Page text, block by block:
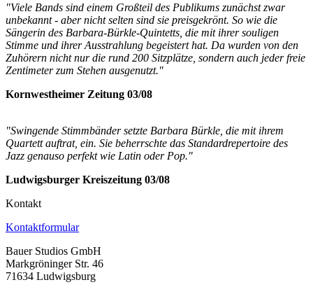
"Viele Bands sind einem Großteil des Publikums zunächst zwar
unbekannt - aber nicht selten sind sie preisgekrönt. So wie die
Sängerin des Barbara-Bürkle-Quintetts, die mit ihrer souligen
Stimme und ihrer Ausstrahlung begeistert hat. Da wurden von den
Zuhörern nicht nur die rund 200 Sitzplätze, sondern auch jeder freie
Zentimeter zum Stehen ausgenutzt."
Kornwestheimer Zeitung 03/08
"Swingende Stimmbänder setzte Barbara Bürkle, die mit ihrem
Quartett auftrat, ein. Sie beherrschte das Standardrepertoire des
Jazz genauso perfekt wie Latin oder Pop."
Ludwigsburger Kreiszeitung 03/08
Kontakt
Kontaktformular
Bauer Studios GmbH
Markgröninger Str. 46
71634 Ludwigsburg